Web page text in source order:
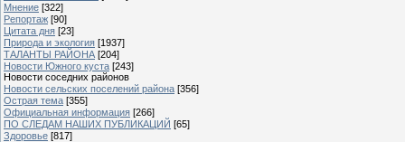
Мнение [322]
Репортаж [90]
Цитата дня [23]
Природа и экология [1937]
ТАЛАНТЫ РАЙОНА [204]
Новости Южного куста [243]
Новости соседних районов
Новости сельских поселений района [356]
Острая тема [355]
Официальная информация [266]
ПО СЛЕДАМ НАШИХ ПУБЛИКАЦИЙ [65]
Здоровье [817]